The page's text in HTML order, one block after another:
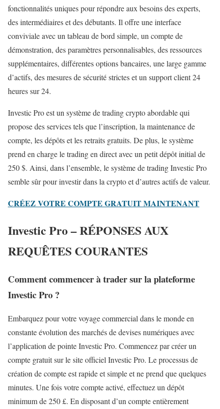
fonctionnalités uniques pour répondre aux besoins des experts,
des intermédiaires et des débutants. Il offre une interface
conviviale avec un tableau de bord simple, un compte de
démonstration, des paramètres personnalisables, des ressources
supplémentaires, différentes options bancaires, une large gamme
d’actifs, des mesures de sécurité strictes et un support client 24
heures sur 24.
Investic Pro est un système de trading crypto abordable qui
propose des services tels que l’inscription, la maintenance de
compte, les dépôts et les retraits gratuits. De plus, le système
prend en charge le trading en direct avec un petit dépôt initial de
250 $. Ainsi, dans l’ensemble, le système de trading Investic Pro
semble sûr pour investir dans la crypto et d’autres actifs de valeur.
CRÉEZ VOTRE COMPTE GRATUIT MAINTENANT
Investic Pro – RÉPONSES AUX
REQUÊTES COURANTES
Comment commencer à trader sur la plateforme
Investic Pro ?
Embarquez pour votre voyage commercial dans le monde en
constante évolution des marchés de devises numériques avec
l’application de pointe Investic Pro. Commencez par créer un
compte gratuit sur le site officiel Investic Pro. Le processus de
création de compte est rapide et simple et ne prend que quelques
minutes. Une fois votre compte activé, effectuez un dépôt
minimum de 250 £. En disposant d’un compte entièrement